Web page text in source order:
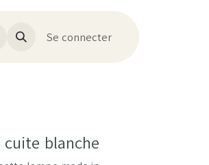
Se connecter
blanche